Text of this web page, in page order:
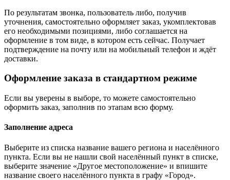
По результатам звонка, пользователь либо, получив
уточнения, самостоятельно оформляет заказ, укомплектовав
его необходимыми позициями, либо соглашается на
оформление в том виде, в котором есть сейчас. Получает
подтверждение на почту или на мобильный телефон и ждёт
доставки.
Оформление заказа в стандартном режиме
Если вы уверены в выборе, то можете самостоятельно
оформить заказ, заполнив по этапам всю форму.
Заполнение адреса
Выберите из списка название вашего региона и населённого
пункта. Если вы не нашли свой населённый пункт в списке,
выберите значение «Другое местоположение» и впишите
название своего населённого пункта в графу «Город».